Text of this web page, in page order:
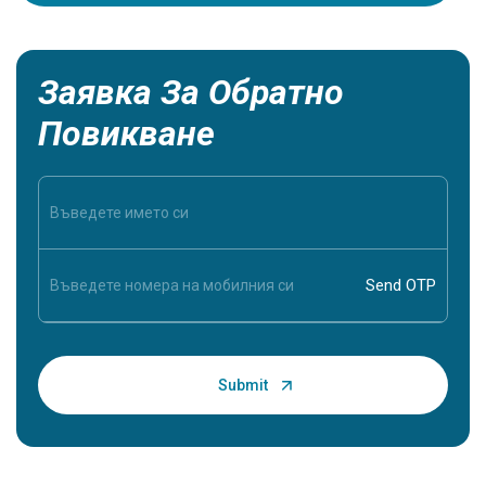
Заявка За Обратно
Повикване